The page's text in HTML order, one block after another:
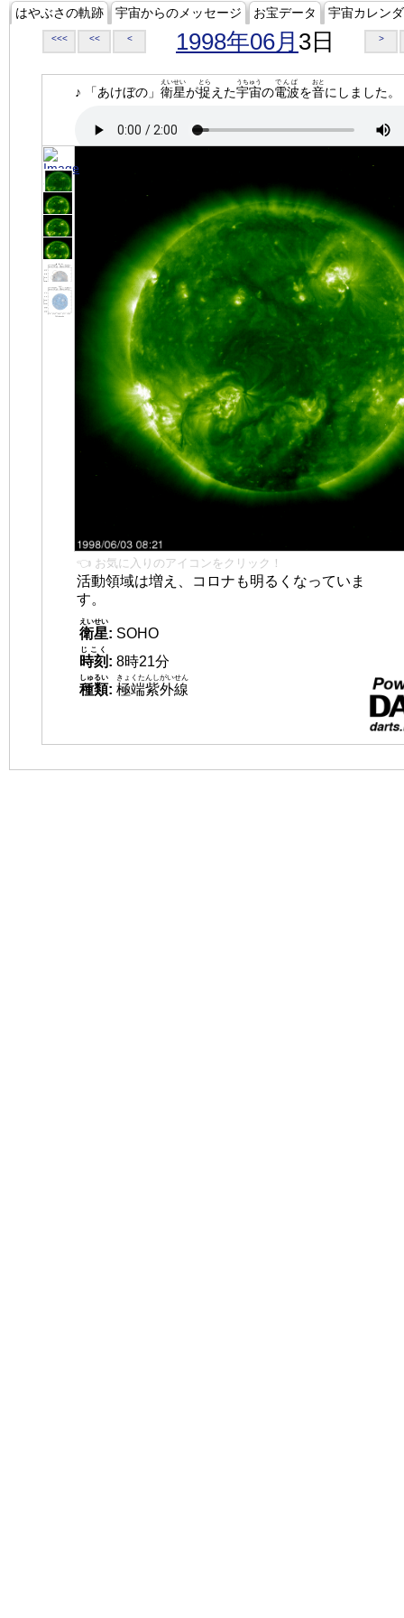
はやぶさの軌跡 宇宙からのメッセージ お宝データ 宇宙カレン
<<< << < 1998年06月 3日 >
♪ 「あけぼの」 衛星
えいせい
が捉
とら
えた宇宙
うちゅう
の電波
でんぱ
を音
おと
にしました。
👈 お気に入りのアイコンをクリック！
活動領域は増え、コロナも明るくなっていま
す。
衛星
えいせい
: SOHO
時刻
じこく
: 8時21分
種類
しゅるい
: 極端紫外線
きょくたんしがいせん